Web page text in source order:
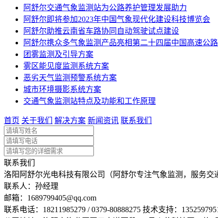
阿舒尔交通气象监测站为公路养护管理发展助力
阿舒尔即将参加2023年中国气象现代化建设科技博览会
阿舒尔助推云南省车路协同自动驾驶试点建设
阿舒尔携众多气象监测产品亮相第二十四届中国高速公
团雾监测及引导方案
雾区能见度监测系统方案
恶劣天气监测预警系统方案
城市环境摄影系统方案
交通气象监测站特点及功能和工作原理
首页 关于我们 解决方案 新闻资讯 联系我们
联系我们
洛阳阿舒尔光电科技有限公司（阿舒尔专注气象监测，服务交
联系人：孙经理
邮箱： 1689799405@qq.com
联系电话： 18211985279 / 0379-80888275 技术支持：